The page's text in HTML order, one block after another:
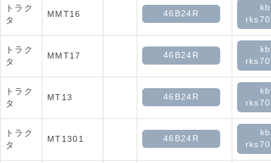
トラク
タ
MMT16 46B24R
トラク
タ
MMT17 46B24R
トラク
タ
MT13 46B24R
トラク
タ
MT1301 46B24R